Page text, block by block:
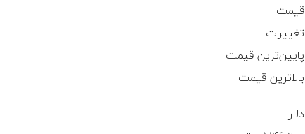
قیمت
تغییرات
پایین‌ترین قیمت
بالاترین قیمت
دلار